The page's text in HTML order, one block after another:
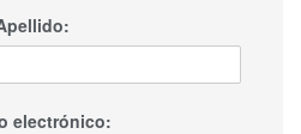
electrónico: